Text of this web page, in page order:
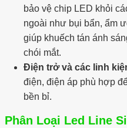
bảo vệ chip LED khỏi
ngoài như bụi bẩn, ẩm
giúp khuếch tán ánh
chói mắt.
Điện trở và các linh
điện, điện áp phù hợp
bền bỉ.
Phân Loại Led Line